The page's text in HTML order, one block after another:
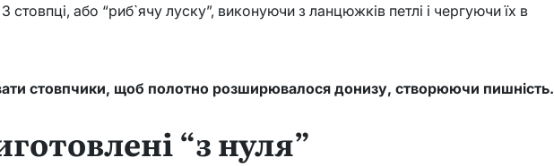
3 стовпці, або “риб`ячу луску”, виконуючи з ланцюжків петлі і чергуючи їх в
стовпчики, щоб полотно розширювалося донизу, створюючи пишність.
“з нуля”